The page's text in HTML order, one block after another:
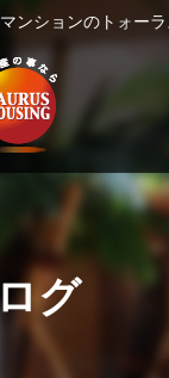
ンションのトォー
グ